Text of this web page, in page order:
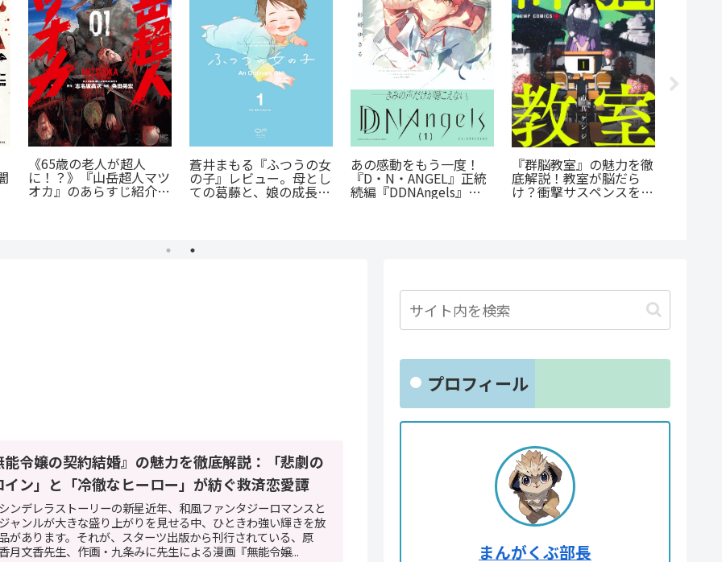
《65歳の老人が超人
に！？》『山岳超人マツ
オカ』のあらすじ紹介：
蒼井まもる『ふつうの女
の子』レビュー。母とし
ての葛藤と、娘の成長に
涙が止まらない
あの感動をもう一度！
『D・N・ANGEL』正統
続編『DDNAngels』の
魅力と謎に迫る完全ガイ
『群脳教室』の魅力を徹
底解説！教室が脳だら
け？衝撃サスペンスを今
能令嬢の契約結婚』の魅力を徹底解説：「悲劇の
イン」と「冷徹なヒーロー」が紡ぐ救済恋愛譚
ンデレラストーリーの新星近年、和風ファンタジーロマンスと
ャンルが大きな盛り上がりを見せる中、ひときわ強い輝きを放
があります。それが、スターツ出版から刊行されている、原
月文香先生、作画・九条みに先生による漫画『無能令嬢...
プロフィール
まんがくぶ部長